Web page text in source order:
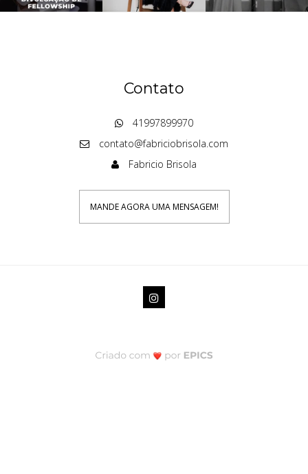
Contato
41997899970
contato@fabriciobrisola.com
Fabricio Brisola
MANDE AGORA UMA MENSAGEM!